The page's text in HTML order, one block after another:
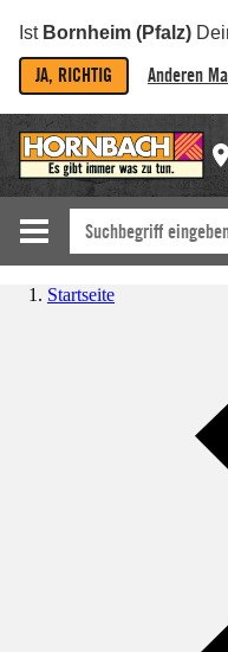
Ist Bornheim (Pfalz)
JA, RICHTIG Anderen
Startseite